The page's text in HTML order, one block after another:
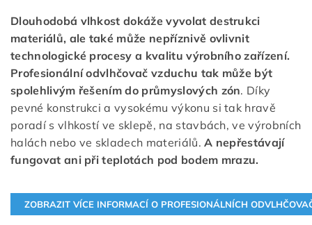
Dlouhodobá vlhkost dokáže vyvolat destrukci
materiálů, ale také může nepříznivě ovlivnit
technologické procesy a kvalitu výrobního zařízení.
Profesionální odvlhčovač vzduchu tak může být
spolehlivým řešením do průmyslových zón. Díky
pevné konstrukci a vysokému výkonu si tak hravě
poradí s vlhkostí ve sklepě, na stavbách, ve výrobních
halách nebo ve skladech materiálů.A nepřestávají
fungovat ani při teplotách pod bodem mrazu.